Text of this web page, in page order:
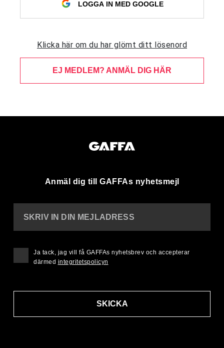
LOGGA IN MED GOOGLE
Klicka här om du har glömt ditt lösenord
EJ MEDLEM? ANMÄL DIG HÄR
Anmäl dig till GAFFAs nyhetsmejl
SKRIV IN DIN MEJLADRESS
SKICKA
Ja tack, jag vill få GAFFAs nyhetsbrev och accepterar
därmed integritetspolicyn